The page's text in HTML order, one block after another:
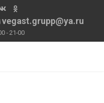
vegast.grupp@ya.ru
- 21-00